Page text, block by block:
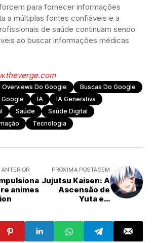
para fornecer informações
a múltiplas fontes confiáveis e a
de saúde continuam sendo
ao buscar informações médicas
Overviews Do Google
Buscas Do Google
Google IA
IA Generativa
Saúde
Saúde Digital
Tecnologia
animes
PRÓXIMA POSTAGEM
Jujutsu Kaisen: A
Ascensão de
Yuta e a
Feiticeiro Mais
Forte